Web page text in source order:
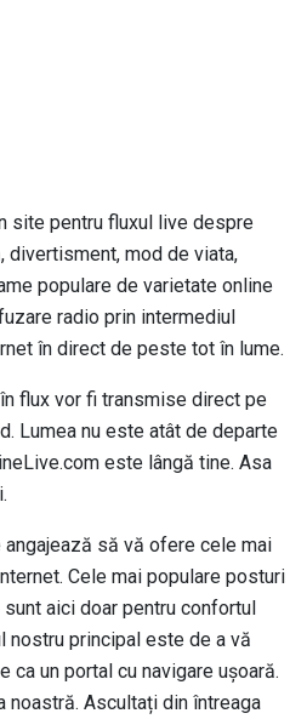
site pentru fluxul live despre
divertisment, mod de viata,
populare de varietate online
radio prin intermediul
în direct de peste tot în lume.
flux vor fi transmise direct pe
Lumea nu este atât de departe
este lângă tine. Asa
angajează să vă ofere cele mai
Cele mai populare posturi
aici doar pentru confortul
nostru principal este de a vă
ca un portal cu navigare ușoară.
noastră. Ascultați din întreaga